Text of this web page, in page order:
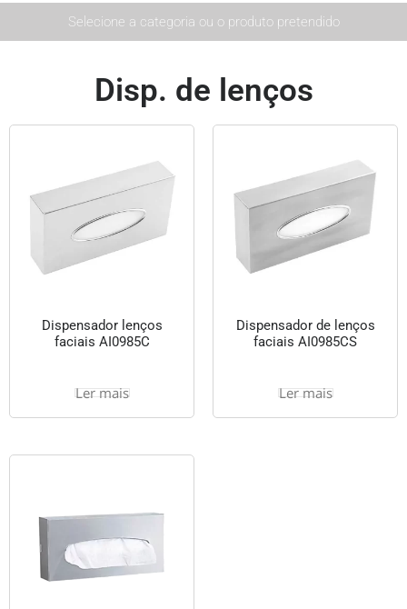
Selecione a categoria ou o produto pretendido
Disp. de lenços
Dispensador lenços
faciais AI0985C
Ler mais
Dispensador de lenços
faciais AI0985CS
Ler mais